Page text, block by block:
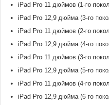
iPad Pro 11 дюймов (1-го
iPad Pro 12,9 дюйма (3-го
iPad Pro 11 дюймов (2-го
iPad Pro 12,9 дюйма (4-го
iPad Pro 11 дюймов (3-го
iPad Pro 12,9 дюйма (5-го
iPad Pro 11 дюймов (4-го
iPad Pro 12,9 дюйма (6-го